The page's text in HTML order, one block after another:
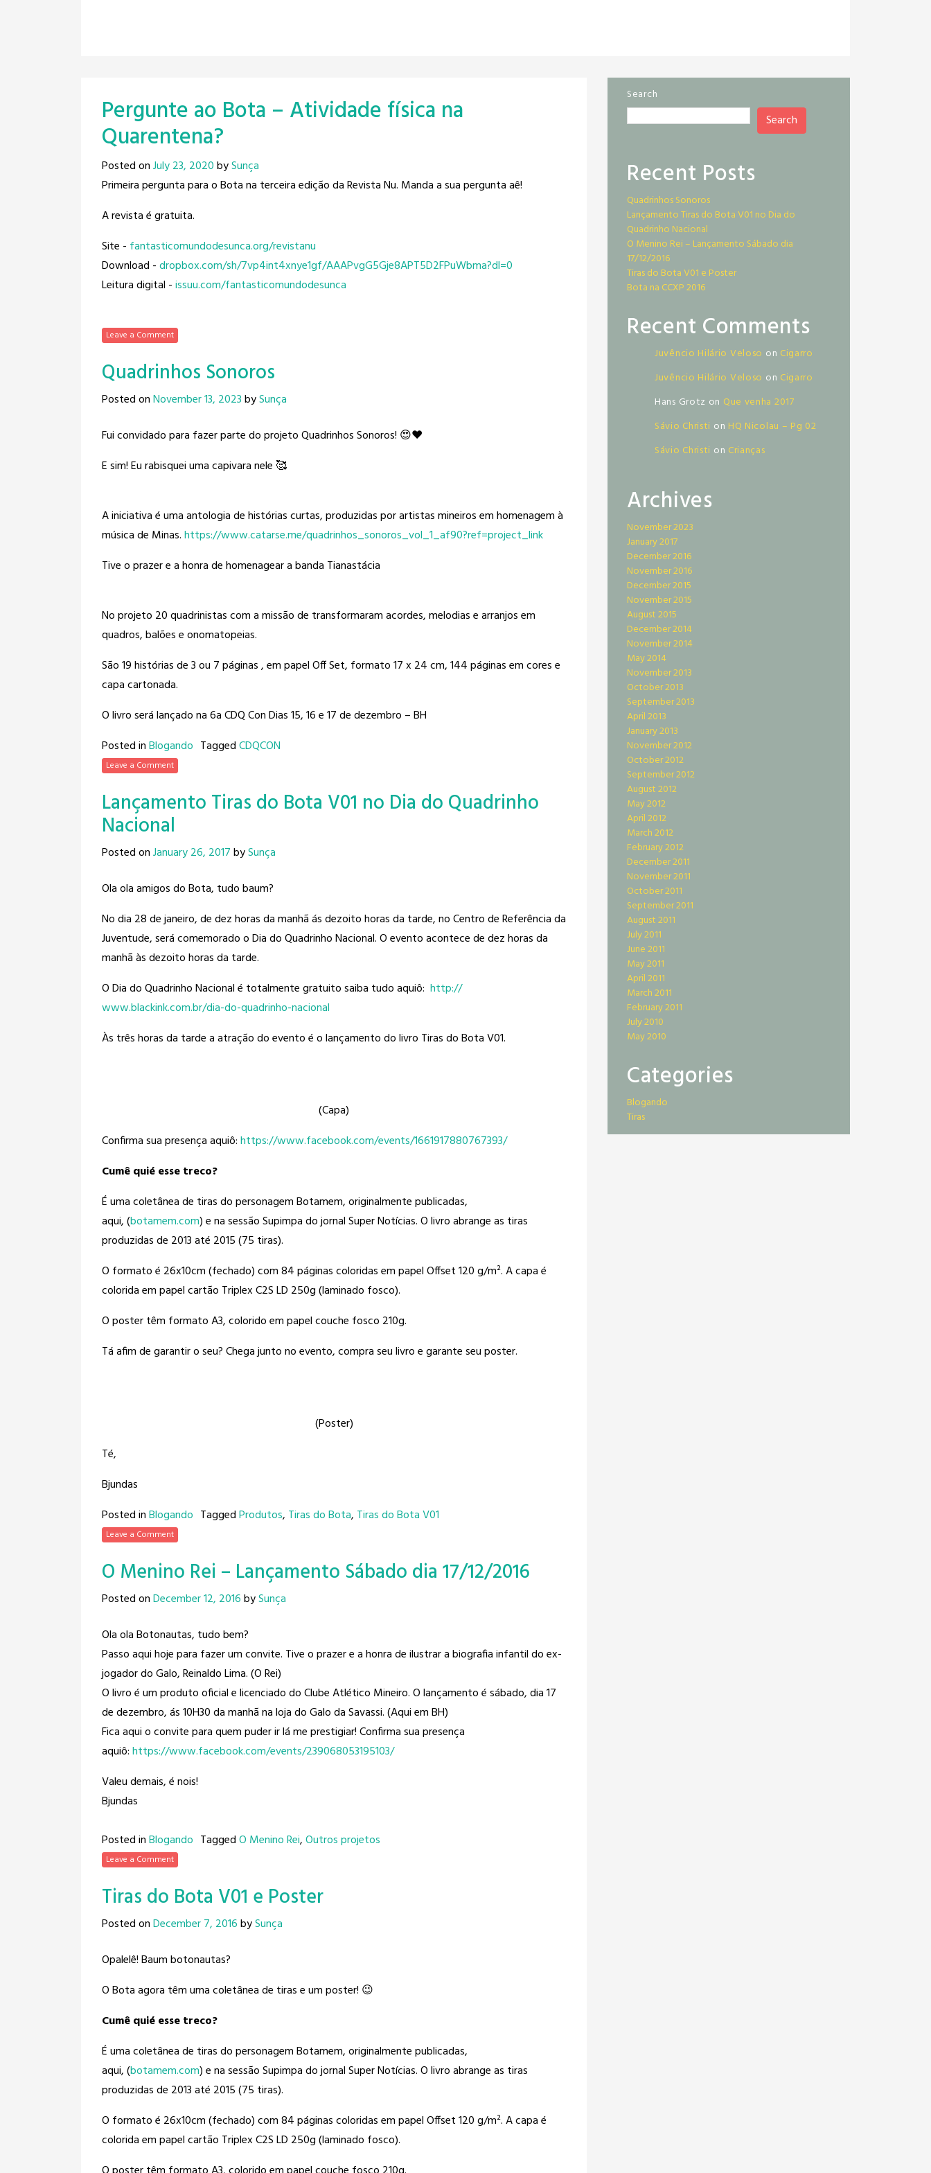
Pergunte ao Bota – Atividade física na
Quarentena?
Posted onJuly 23, 2020bySunça
Primeira pergunta para o Bota na terceira edição da Revista Nu. Manda a sua pergunta aê!
A revista é gratuita.
Site - fantasticomundodesunca.org/revistanu
Download -dropbox.com/sh/7vp4int4xnye1gf/AAAPvgG5Gje8APT5D2FPuWbma?dl=0
Leitura digital -issuu.com/fantasticomundodesunca
Leave a Comment
Quadrinhos Sonoros
Posted onNovember 13, 2023bySunça
Fui convidado para fazer parte do projeto Quadrinhos Sonoros! 😍❤️
E sim! Eu rabisquei uma capivara nele 🥰
A iniciativa é uma antologia de histórias curtas, produzidas por artistas mineiros em homenagem à
música de Minas.https://www.catarse.me/quadrinhos_sonoros_vol_1_af90?ref=project_link
Tive o prazer e a honra de homenagear a banda Tianastácia
No projeto 20 quadrinistas com a missão de transformaram acordes, melodias e arranjos em
quadros, balões e onomatopeias.
São 19 histórias de 3 ou 7 páginas , em papel Off Set, formato 17 x 24 cm, 144 páginas em cores e
capa cartonada.
O livro será lançado na 6a CDQ Con Dias 15, 16 e 17 de dezembro – BH
Posted inBlogando TaggedCDQCON
Leave a Comment
Lançamento Tiras do Bota V01 no Dia do Quadrinho
Nacional
Posted onJanuary 26, 2017bySunça
Ola ola amigos do Bota, tudo baum?
No dia 28 de janeiro, de dez horas damanhã ás dezoito horas da tarde, no Centro de Referência da
Juventude, será comemorado o Dia do Quadrinho Nacional. O evento acontece de dez horas da
manhã às dezoito horas da tarde.
O Dia do Quadrinho Nacional é totalmente gratuito saiba tudo aquiô: http://
www.blackink.com.br/dia-do-quadrinho-nacional
Às três horas da tarde a atração do evento é o lançamento do livro Tiras do Bota V01.
(Capa)
Confirma sua presença aquiô:https://www.facebook.com/events/1661917880767393/
Cumê quié esse treco?
É uma coletânea de tiras do personagem Botamem, originalmente publicadas,
aqui, (botamem.com) e na sessão Supimpa do jornal Super Notícias. O livro abrange as tiras
produzidas de 2013 até 2015 (75 tiras).
O formato é 26x10cm (fechado) com 84 páginas coloridas em papel Offset 120 g/m². A capa é
colorida em papel cartão Triplex C2S LD 250g (laminado fosco).
O poster têm formato A3, colorido em papel couche fosco 210g.
Tá afim de garantir o seu? Chega junto no evento, compra seu livro e garante seu poster.
(Poster)
Té,
Bjundas
Posted inBlogando TaggedProdutos, Tiras do Bota, Tiras do Bota V01
Leave a Comment
O Menino Rei – Lançamento Sábado dia 17/12/2016
Posted onDecember 12, 2016bySunça
Ola ola Botonautas, tudo bem?
Passo aqui hoje para fazer um convite. Tive o prazer e a honra de ilustrar a biografia infantil do ex-
jogador do Galo, Reinaldo Lima​. (O Rei)
O livro é um produto oficial e licenciado do Clube Atlético Mineiro​. O lançamento é sábado, dia 17
de dezembro, ás 10H30 da manhã na loja do Galo da Savassi. (Aqui em BH)
Fica aqui o convite para quem puder ir lá me prestigiar! Confirma sua presença
aquiô:https://www.facebook.com/events/239068053195103/
Valeu demais, é nois!
Bjundas
Posted inBlogando TaggedO Menino Rei,Outros projetos
Leave a Comment
Tiras do Bota V01 e Poster
Posted onDecember 7, 2016bySunça
Opalelê! Baum botonautas?
O Bota agora têm uma coletânea de tiras e um poster! 😉
Cumê quié esse treco?
É uma coletânea de tiras do personagem Botamem, originalmente publicadas,
aqui, (botamem.com) e na sessão Supimpa do jornal Super Notícias. O livro abrange as tiras
produzidas de 2013 até 2015 (75 tiras).
O formato é 26x10cm (fechado) com 84 páginas coloridas em papel Offset 120 g/m². A capa é
colorida em papel cartão Triplex C2S LD 250g (laminado fosco).
Search
Search
Recent Posts
Quadrinhos Sonoros
Lançamento Tiras do Bota V01 no Dia do
Quadrinho Nacional
O Menino Rei – Lançamento Sábado dia
17/12/2016
Tiras do Bota V01 e Poster
Bota na CCXP 2016
Recent Comments
Juvêncio Hilário Veloso on Cigarro
Juvêncio Hilário Veloso on Cigarro
Hans Grotz on Que venha 2017
Sávio Christi on HQ Nicolau – Pg 02
Sávio Christi on Crianças
Archives
November 2023
January 2017
December 2016
November 2016
December 2015
November 2015
August 2015
December 2014
November 2014
May 2014
November 2013
October 2013
September 2013
April 2013
January 2013
November 2012
October 2012
September 2012
August 2012
May 2012
April 2012
March 2012
February 2012
December 2011
November 2011
October 2011
September 2011
August 2011
July 2011
June 2011
May 2011
April 2011
March 2011
February 2011
July 2010
May 2010
Categories
Blogando
Tiras